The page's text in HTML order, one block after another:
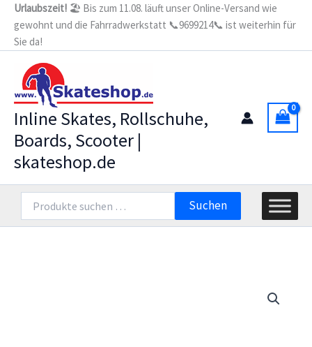
Zum
Inhalt
springen
Urlaubszeit! 🏖️ Bis zum 11.08. läuft unser Online-Versand wie
gewohnt und die Fahrradwerkstatt 📞9699214📞 ist weiterhin für
Sie da!
Inline Skates, Rollschuhe,
Boards, Scooter |
skateshop.de
nach:
Suchen